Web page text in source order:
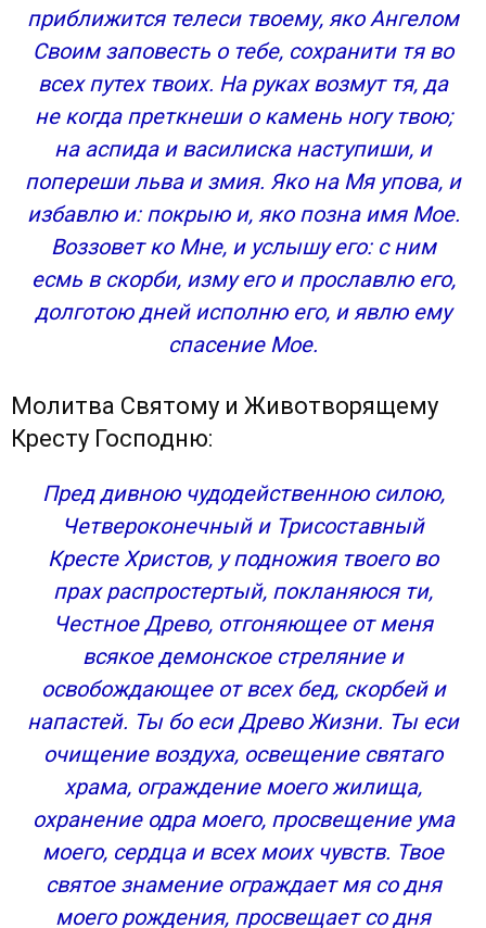
приближится телеси твоему, яко Ангелом
Своим заповесть о тебе, сохранити тя во
всех путех твоих. На руках возмут тя, да
не когда преткнеши о камень ногу твою;
на аспида и василиска наступиши, и
попереши льва и змия. Яко на Мя упова, и
избавлю и: покрыю и, яко позна имя Мое.
Воззовет ко Мне, и услышу его: с ним
есмь в скорби, изму его и прославлю его,
долготою дней исполню его, и явлю ему
спасение Мое.
Молитва Святому и Животворящему
Кресту Господню:
Пред дивною чудодейственною силою,
Четвероконечный и Трисоставный
Кресте Христов, у подножия твоего во
прах распростертый, покланяюся ти,
Честное Древо, отгоняющее от меня
всякое демонское стреляние и
освобождающее от всех бед, скорбей и
напастей. Ты бо еси Древо Жизни. Ты еси
очищение воздуха, освещение святаго
храма, ограждение моего жилища,
охранение одра моего, просвещение ума
моего, сердца и всех моих чувств. Твое
святое знамение ограждает мя со дня
моего рождения, просвещает со дня